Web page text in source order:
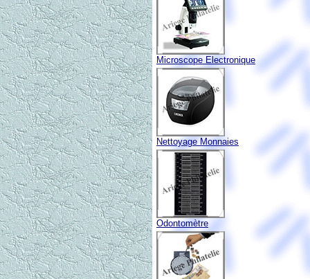
Microscope Electronique
Nettoyage Monnaies
Odontomètre